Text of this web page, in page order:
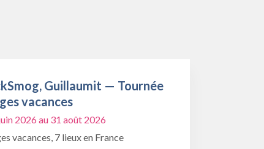
Guillaumit — Tournée
vacances
2026 au 31 août 2026
vacances, 7 lieux en France